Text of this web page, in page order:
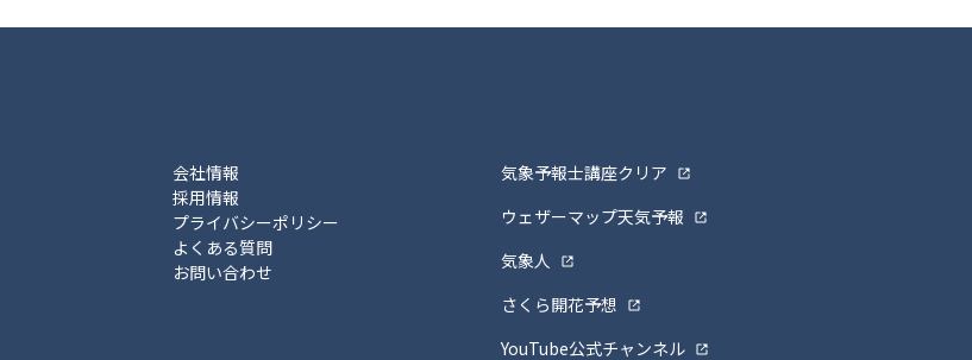
会社情報
採用情報
プライバシーポリシー
よくある質問
お問い合わせ
気象予報士講座クリア
ウェザーマップ天気予報
気象人
さくら開花予想
YouTube公式チャンネル